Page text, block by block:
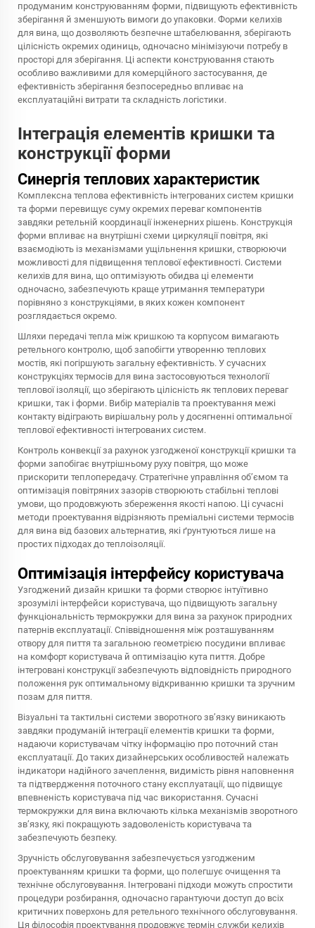
продуманим конструюванням форми, підвищують ефективність
зберігання й зменшують вимоги до упаковки. Форми келихів
для вина, що дозволяють безпечне штабелювання, зберігають
цілісність окремих одиниць, одночасно мінімізуючи потребу в
просторі для зберігання. Ці аспекти конструювання стають
особливо важливими для комерційного застосування, де
ефективність зберігання безпосередньо впливає на
експлуатаційні витрати та складність логістики.
Інтеграція елементів кришки та
конструкції форми
Синергія теплових характеристик
Комплексна теплова ефективність інтегрованих систем кришки
та форми перевищує суму окремих переваг компонентів
завдяки ретельній координації інженерних рішень. Конструкція
форми впливає на внутрішні схеми циркуляції повітря, які
взаємодіють із механізмами ущільнення кришки, створюючи
можливості для підвищення теплової ефективності. Системи
келихів для вина, що оптимізують обидва ці елементи
одночасно, забезпечують краще утримання температури
порівняно з конструкціями, в яких кожен компонент
розглядається окремо.
Шляхи передачі тепла між кришкою та корпусом вимагають
ретельного контролю, щоб запобігти утворенню теплових
мостів, які погіршують загальну ефективність. У сучасних
конструкціях термосів для вина застосовуються технології
теплової ізоляції, що зберігають цілісність як теплових переваг
кришки, так і форми. Вибір матеріалів та проектування межі
контакту відіграють вирішальну роль у досягненні оптимальної
теплової ефективності інтегрованих систем.
Контроль конвекції за рахунок узгодженої конструкції кришки та
форми запобігає внутрішньому руху повітря, що може
прискорити теплопередачу. Стратегічне управління об’ємом та
оптимізація повітряних зазорів створюють стабільні теплові
умови, що продовжують збереження якості напою. Ці сучасні
методи проектування відрізняють преміальні системи термосів
для вина від базових альтернатив, які ґрунтуються лише на
простих підходах до теплоізоляції.
Оптимізація інтерфейсу користувача
Узгоджений дизайн кришки та форми створює інтуїтивно
зрозумілі інтерфейси користувача, що підвищують загальну
функціональність термокружки для вина за рахунок природних
патернів експлуатації. Співвідношення між розташуванням
отвору для пиття та загальною геометрією посудини впливає
на комфорт користувача й оптимізацію кута пиття. Добре
інтегровані конструкції забезпечують відповідність природного
положення рук оптимальному відкриванню кришки та зручним
позам для пиття.
Візуальні та тактильні системи зворотного зв’язку виникають
завдяки продуманій інтеграції елементів кришки та форми,
надаючи користувачам чітку інформацію про поточний стан
експлуатації. До таких дизайнерських особливостей належать
індикатори надійного зачеплення, видимість рівня наповнення
та підтвердження поточного стану експлуатації, що підвищує
впевненість користувача під час використання. Сучасні
термокружки для вина включають кілька механізмів зворотного
зв’язку, які покращують задоволеність користувача та
забезпечують безпеку.
Зручність обслуговування забезпечується узгодженим
проектуванням кришки та форми, що полегшує очищення та
технічне обслуговування. Інтегровані підходи можуть спростити
процедури розбирання, одночасно гарантуючи доступ до всіх
критичних поверхонь для ретельного технічного обслуговування.
Ця філософія проектування продовжує термін служби келихів